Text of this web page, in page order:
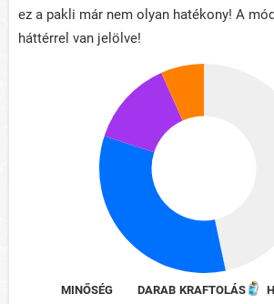
ez a pakli már nem olyan hatékony! A
háttérrel van jelölve!
MINŐSÉG DARAB KRAFTOLÁS